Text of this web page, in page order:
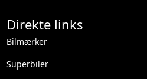
Direkte links
Bilmærker
Superbiler